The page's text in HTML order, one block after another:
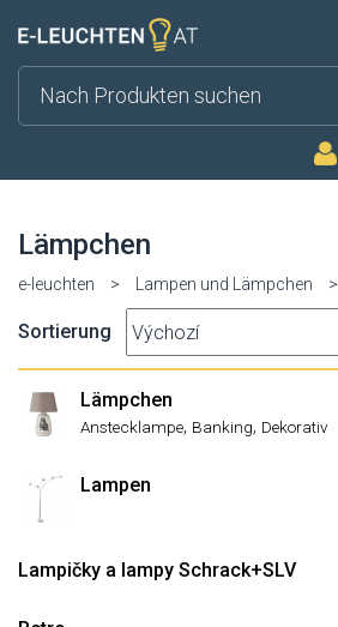
Lämpchen
e-leuchten > Lampen und Lämpchen >
Sortierung
Lämpchen
Anstecklampe, Banking, Dekorativ
Lampen
Lampičky a lampy Schrack+SLV